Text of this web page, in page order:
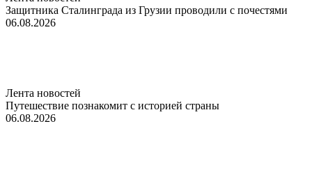
Защитника Сталинграда из Грузии проводили с почестями
06.08.2026
Лента новостей
Путешествие познакомит с историей страны
06.08.2026